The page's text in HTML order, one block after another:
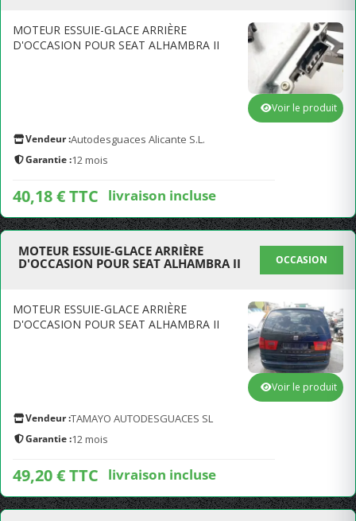
MOTEUR ESSUIE-GLACE ARRIÈRE
D'OCCASION POUR SEAT ALHAMBRA II
Vendeur :Autodesguaces Alicante S.L.
Garantie :12 mois
40,18 € TTC livraison incluse
Voir le produit
MOTEUR ESSUIE-GLACE ARRIÈRE
D'OCCASION POUR SEAT ALHAMBRA II
OCCASION
MOTEUR ESSUIE-GLACE ARRIÈRE
D'OCCASION POUR SEAT ALHAMBRA II
Vendeur :TAMAYO AUTODESGUACES SL
Garantie :12 mois
49,20 € TTC livraison incluse
Voir le produit